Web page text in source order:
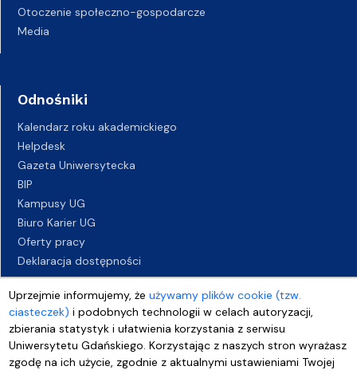
Uprzejmie informujemy, żeużywamy plików cookie (tzw.
ciasteczek) i podobnych technologii w celach autoryzacji,
zbierania statystyk i ułatwienia korzystania z serwisu
Uniwersytetu Gdańskiego. Korzystając z naszych stron wyrażasz
zgodę na ich użycie, zgodnie z aktualnymi ustawieniami Twojej
Otoczenie społeczno-gospodarcze
Media
Odnośniki
Kalendarz roku akademickiego
Helpdesk
Gazeta Uniwersytecka
BIP
Kampusy UG
Biuro Karier UG
Oferty pracy
Deklaracja dostępności